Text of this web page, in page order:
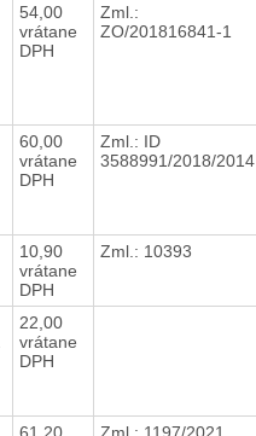
54,00
vrátane
DPH
Zml.:
ZO/201816841-1
60,00
vrátane
DPH
Zml.: ID
3588991/2018/2014
10,90
vrátane
DPH
Zml.: 10393
22,00
vrátane
DPH